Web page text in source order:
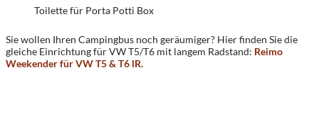
Toilette für Porta Potti Box
Sie wollen Ihren Campingbus noch geräumiger? Hier finden Sie die
gleiche Einrichtung für VW T5/T6 mit langem Radstand: Reimo
Weekender für VW T5 & T6 lR.